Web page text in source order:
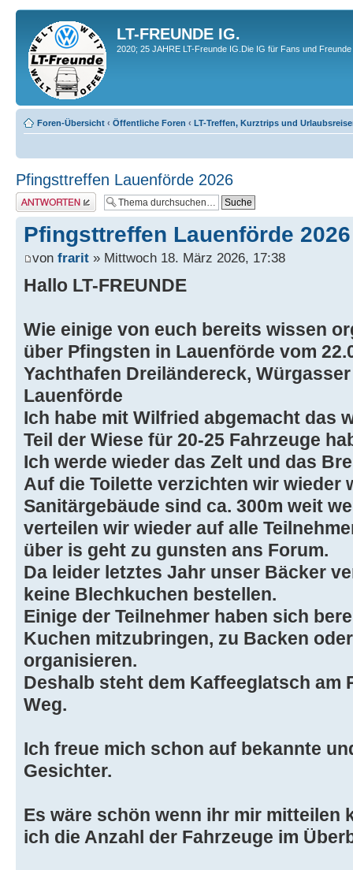
LT-FREUNDE IG.
2020; 25 JAHRE LT-Freunde IG.Die IG für Fans und
Foren-Übersicht ‹ Öffentliche Foren ‹ LT-Treffen, Kurztrips und
Pfingsttreffen Lauenförde 2026
Antwort erstellen
Pfingsttreffen Lauenförde 2026
von frarit » Mittwoch 18. März 2026, 17:38
Hallo LT-FREUNDE
Wie einige von euch bereits wissen
über Pfingsten in Lauenförde vom
Yachthafen Dreiländereck, Würgasser
Lauenförde
Ich habe mit Wilfried abgemacht das
Teil der Wiese für 20-25 Fahrzeuge
Ich werde wieder das Zelt und das
Auf die Toilette verzichten wir wieder
Sanitärgebäude sind ca. 300m weit
verteilen wir wieder auf alle
über is geht zu gunsten ans Forum.
Da leider letztes Jahr unser Bäcker
keine Blechkuchen bestellen.
Einige der Teilnehmer haben sich
Kuchen mitzubringen, zu Backen
organisieren.
Deshalb steht dem Kaffeeglatsch am
Weg.
Ich freue mich schon auf bekannte
Gesichter.
Es wäre schön wenn ihr mir mitteilen
ich die Anzahl der Fahrzeuge im